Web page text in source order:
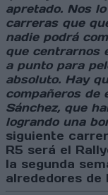
apretado. Nos
carreras que
nadie podrá
que centrarnos
a punto para
absoluto. Hay
compañeros de
Sánchez, que
logrando una
siguiente
R5 será el
la segunda
alrededores de